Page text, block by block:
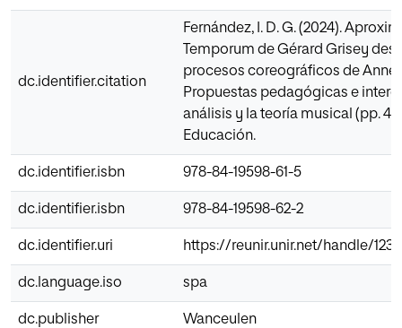
dc.identifier.citation
Fernández, I. D. G. (2024).
Temporum de Gérard Grisey
procesos coreográficos de Anne
Propuestas pedagógicas e
análisis y la teoría musical (pp.
Educación.
dc.identifier.isbn 978-84-19598-61-5
dc.identifier.isbn 978-84-19598-62-2
dc.identifier.uri https://reunir.unir.net/handle/
dc.language.iso spa
dc.publisher Wanceulen